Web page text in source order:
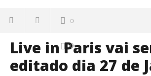
0
0
Live in Paris vai
editado dia 27 de